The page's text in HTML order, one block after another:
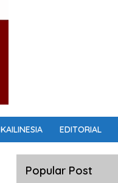
KAILINESIA EDITORIAL
Popular Post